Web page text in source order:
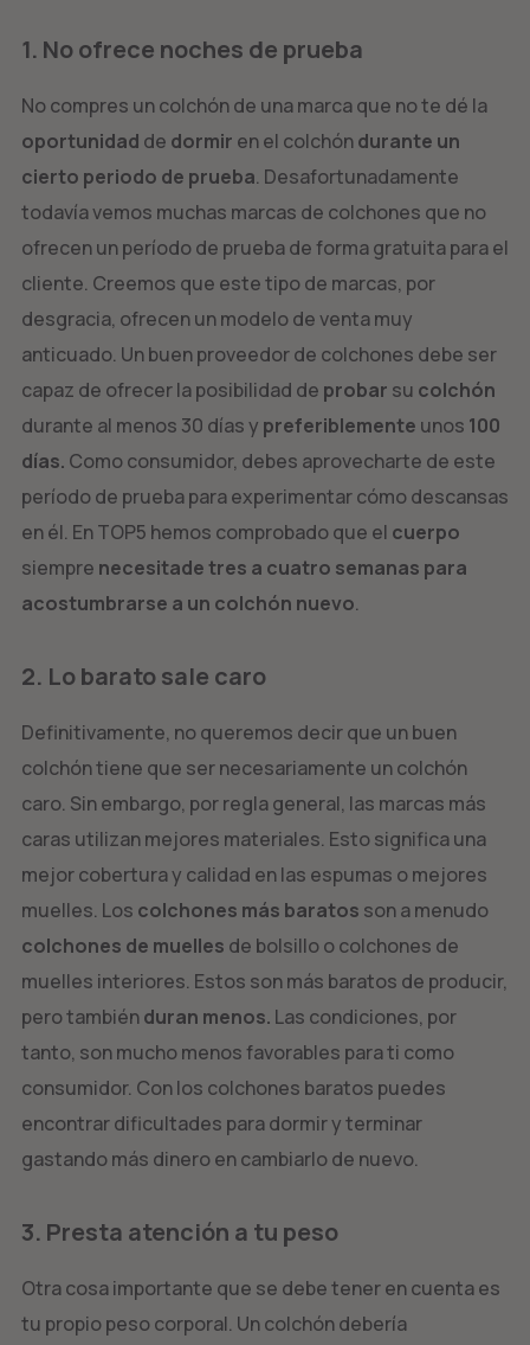
1. No ofrece noches de prueba
No compres un colchón de una marca que no te dé la
oportunidad de dormir en el colchóndurante un
cierto periodo de prueba. Desafortunadamente
todavía vemos muchas marcas de colchones que no
ofrecen un período de prueba de forma gratuita para el
cliente. Creemos que este tipo de marcas, por
desgracia, ofrecen un modelo de venta muy
anticuado. Un buen proveedor de colchones debe ser
capaz de ofrecer la posibilidad de probar su colchón
durante al menos 30 días y preferiblemente unos 100
días. Como consumidor, debes aprovecharte de este
período de prueba para experimentar cómo descansas
en él. En TOP5 hemos comprobado que el cuerpo
siempre necesitade tres a cuatro semanas para
acostumbrarse a un colchón nuevo.
2. Lo barato sale caro
Definitivamente, no queremos decir que un buen
colchón tiene que ser necesariamente un colchón
caro. Sin embargo, por regla general, las marcas más
caras utilizan mejores materiales. Esto significa una
mejor cobertura y calidad en las espumas o mejores
muelles. Los colchones más baratos son a menudo
colchones de muelles de bolsillo o colchones de
muelles interiores. Estos son más baratos de producir,
pero tambiénduran menos. Las condiciones, por
tanto, son mucho menos favorables para ti como
consumidor. Con los colchones baratos puedes
encontrar dificultades para dormir y terminar
gastando más dinero en cambiarlo de nuevo.
3. Presta atención a tu peso
Otra cosa importante que se debe tener en cuenta es
tu propio peso corporal. Un colchón debería